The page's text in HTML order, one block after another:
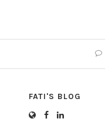
FATI'S BLOG